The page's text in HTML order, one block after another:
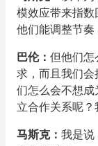
模效应带来指
他们能调整节奏
巴伦： 但他们怎
求，而且我们
们怎么会不想
立合作关系呢？
马斯克： 我是说